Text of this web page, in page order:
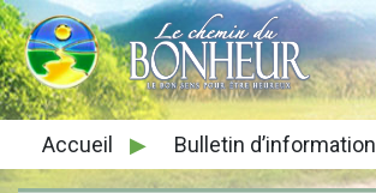
Accueil ▶ Bulletin d’information